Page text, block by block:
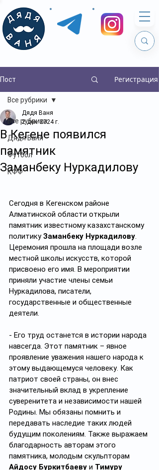
Пост Регистрация
Все рубрики
Дядя Ваня
Футбол
КФФ
Все рубрики
В Кегене появился
памятник
Заманбеку Нуркадилову
Дядя Ваня
2 дек. 2024 г.
Сегодня в Кегенском районе
Алматинской области открыли
памятник известному казахстанскому
политику Заманбеку Нуркадилову.
Церемония прошла на площади возле
местной школы искусств, которой
присвоено его имя. В мероприятии
приняли участие члены семьи
Нуркадилова, писатели,
государственные и общественные
деятели.
- Его труд останется в истории народа
навсегда. Этот памятник – явное
проявление уважения нашего народа к
этому выдающемуся человеку. Как
патриот своей страны, он внес
значительный вклад в укрепление
суверенитета и независимости нашей
Родины. Мы обязаны помнить и
передавать наследие таких людей
будущим поколениям. Также выражаем
благодарность авторам этого
памятника, молодым скульпторам
Айдосу Буркитбаеву и Тимуру